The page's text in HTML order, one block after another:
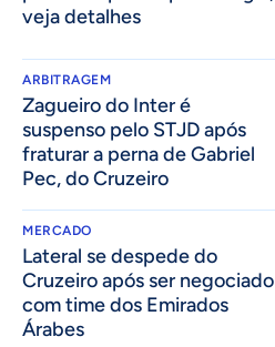
veja detalhes
ARBITRAGEM
Zagueiro do Inter é
suspenso pelo STJD após
fraturar a perna de Gabriel
Pec, do Cruzeiro
MERCADO
Lateral se despede do
Cruzeiro após ser negociado
com time dos Emirados
Árabes